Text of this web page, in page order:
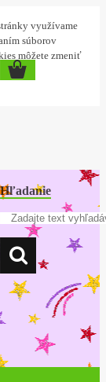
využívame
súborov
môžete zmeniť
Hľadanie